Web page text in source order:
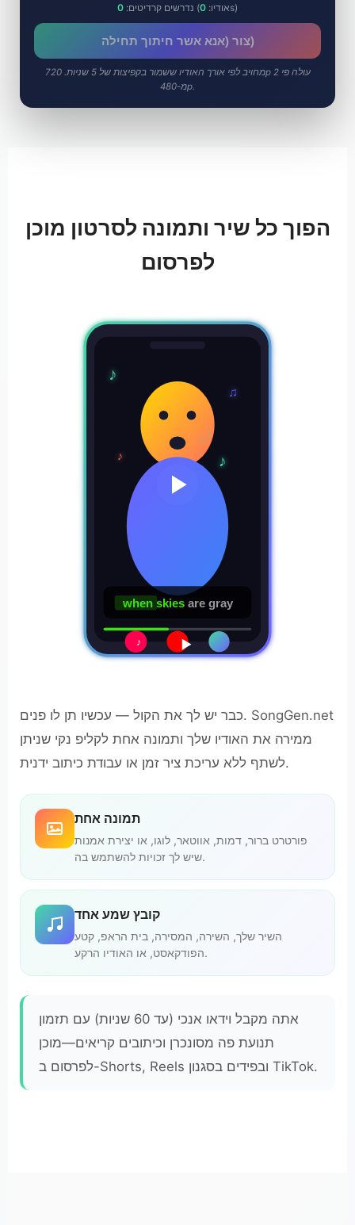
נדרשים קרדיטים: 0 (אודיו: 0 s)
צור (אנא אשר חיתוך תחילה)
מחויב לפי אורך האודיו ששמור בקפיצות של 5 שניות. 720p עולה פי 2
מ-480p.
הפוך כל שיר ותמונה לסרטון מוכן
לפרסום
כבר יש לך את הקול — עכשיו תן לו פנים. SongGen.net
ממירה את האודיו שלך ותמונה אחת לקליפ נקי שניתן
לשתף ללא עריכת ציר זמן או עבודת כיתוב ידנית.
תמונה אחת
פורטרט ברור, דמות, אווטאר, לוגו, או יצירת אמנות
שיש לך זכויות להשתמש בה.
קובץ שמע אחד
השיר שלך, השירה, המסירה, בית הראפ, קטע
הפודקאסט, או האודיו הרקע.
אתה מקבל וידאו אנכי (עד 60 שניות) עם תזמון
תנועת פה מסונכרן וכיתובים קריאים—מוכן
לפרסום ב-Shorts, Reels ובפידים בסגנון TikTok.
♪
♫
♪
when skiesare gray
♪